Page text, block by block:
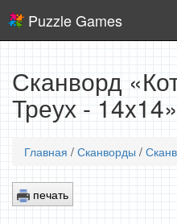
Puzzle Games
Сканворд
Треух -
Главная / Сканворды /
печать